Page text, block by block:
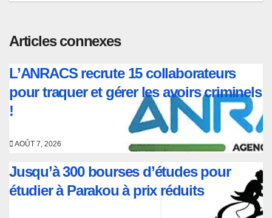
Articles connexes
L’ANRACS recrute 15 collaborateurs
pour traquer et gérer les avoirs criminels
!
AOÛT 7, 2026
Jusqu’à 300 bourses d’études pour
étudier à Parakou à prix réduits